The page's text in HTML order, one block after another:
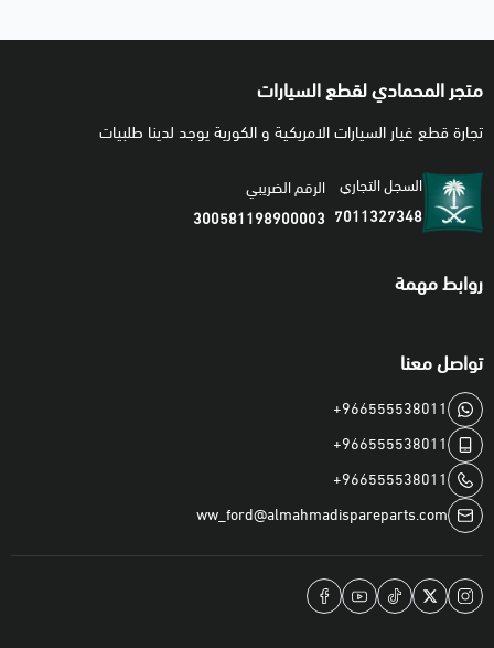
متجر المحمادي لقطع السيارات
تجارة قطع غيار السيارات الامريكية و الكورية يوجد لدينا طلبيات
السجل التجاري
7011327348
الرقم الضريبي
300581198900003
روابط مهمة
تواصل معنا
+966555538011
+966555538011
+966555538011
ww_ford@almahmadispareparts.com